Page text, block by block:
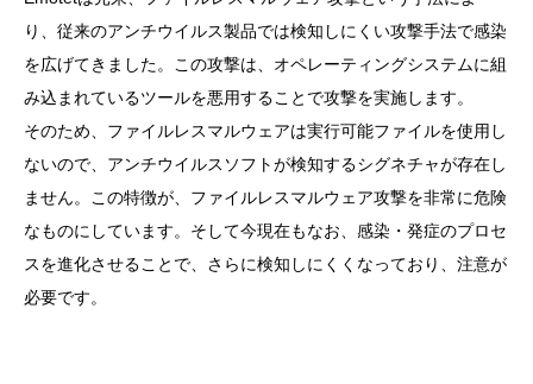
り、従来のアンチウイルス製品では検知しにくい攻撃手法で感染
を広げてきました。この攻撃は、オペレーティングシステムに組
み込まれているツールを悪用することで攻撃を実施します。
そのため、ファイルレスマルウェアは実行可能ファイルを使用し
ないので、アンチウイルスソフトが検知するシグネチャが存在し
ません。この特徴が、ファイルレスマルウェア攻撃を非常に危険
なものにしています。そして今現在もなお、感染・発症のプロセ
スを進化させることで、さらに検知しにくくなっており、注意が
必要です。